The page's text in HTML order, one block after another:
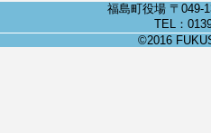
福島町役場 〒049-
TEL：
©2016